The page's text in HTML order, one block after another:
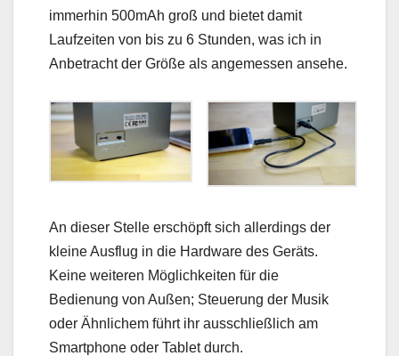
immerhin 500mAh groß und bietet damit
Laufzeiten von bis zu 6 Stunden, was ich in
Anbetracht der Größe als angemessen ansehe.
An dieser Stelle erschöpft sich allerdings der
kleine Ausflug in die Hardware des Geräts.
Keine weiteren Möglichkeiten für die
Bedienung von Außen; Steuerung der Musik
oder Ähnlichem führt ihr ausschließlich am
Smartphone oder Tablet durch.